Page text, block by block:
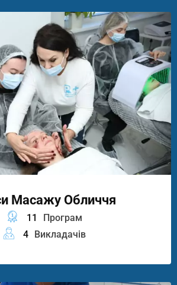
Масажу Обличчя
11
Програм
4 Викладачів